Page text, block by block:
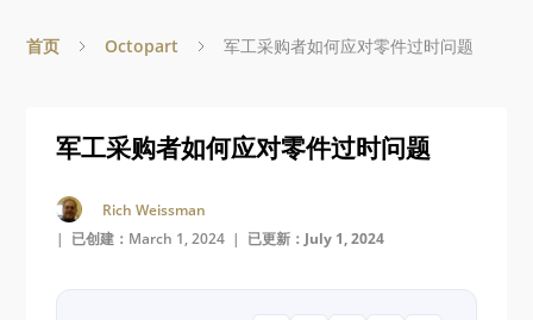
首页 Octopart 军工采购者如何应对零件过时问题
军工采购者如何应对零件过时问题
Rich Weissman
| 已创建：March 1, 2024 | 已更新：July 1, 2024